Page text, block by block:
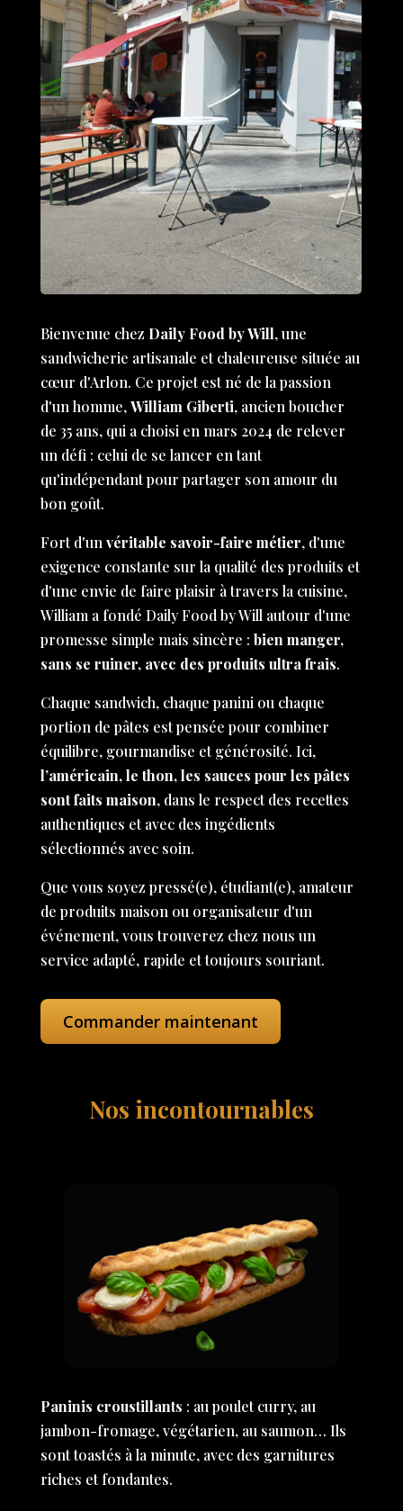
Bienvenue chez Daily Food by Will, une
sandwicherie artisanale et chaleureuse située au
cœur d'Arlon. Ce projet est né de la passion
d'un homme,William Giberti, ancien boucher
de 35 ans, qui a choisi en mars 2024 de relever
un défi : celui de se lancer en tant
qu'indépendant pour partager son amour du
bon goût.
Fort d'unvéritable savoir-faire métier, d'une
exigence constante sur la qualité des produits et
d'une envie de faire plaisir à travers la cuisine,
William a fondé Daily Food by Will autour d'une
promesse simple mais sincère : bien manger,
sans se ruiner, avec des produits ultra frais.
Chaque sandwich, chaque panini ou chaque
portion de pâtes est pensée pour combiner
équilibre, gourmandise et générosité. Ici,
l’américain, le thon, les sauces pour les pâtes
sont faits maison, dans le respect des recettes
authentiques et avec des ingédients
sélectionnés avec soin.
Que vous soyez pressé(e), étudiant(e), amateur
de produits maison ou organisateur d'un
événement, vous trouverez chez nous un
service adapté, rapide et toujours souriant.
Commander maintenant
Nos incontournables
Paninis croustillants : au poulet curry, au
jambon-fromage, végétarien, au saumon… Ils
sont toastés à la minute, avec des garnitures
riches et fondantes.